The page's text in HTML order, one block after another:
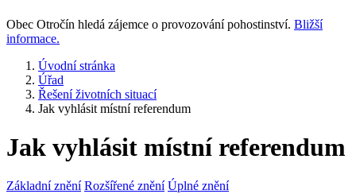
Obec Otročín hledá zájemce o provozování pohostinství. Bližší
informace.
Úvodní stránka
Úřad
Řešení životních situací
Jak vyhlásit místní referendum
Jak vyhlásit místní referendum
Základní znění Rozšířené znění Úplné znění